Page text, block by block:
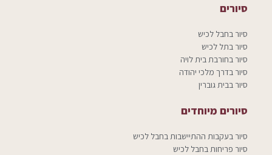
סיורים
סיור בחבל לכיש
סיור בתל לכיש
סיור בחורבת בית לויה
סיור בדרך מלכי יהודה
סיור בבית גוברין
סיורים מיוחדים
סיור בעקבות ההתיישבות בחבל לכיש
סיור פריחות בחבל לכיש